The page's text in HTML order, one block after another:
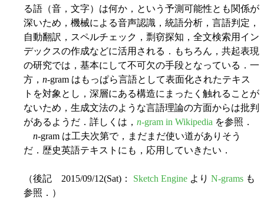
る語（音，文字）は何か，という予測可能性とも関係が
深いため，機械による音声認識，統語分析，言語判定，
自動翻訳，スペルチェック，剽窃探知，全文検索用イン
デックスの作成などに活用される．もちろん，共起表現
の研究では，基本にして不可欠の手段となっている．一
方， n-gram はもっぱら言語として表面化されたテキス
トを対象とし，深層にある構造にまったく触れることが
ないため，生成文法のような言語理論の方面からは批判
があるようだ．詳しくは， n-gram in Wikipedia を参照．
n-gram は工夫次第で，まだまだ使い道がありそう
だ．歴史英語テキストにも，応用していきたい．
（後記 2015/09/12(Sat)： Sketch Engine より N-grams も
参照．）